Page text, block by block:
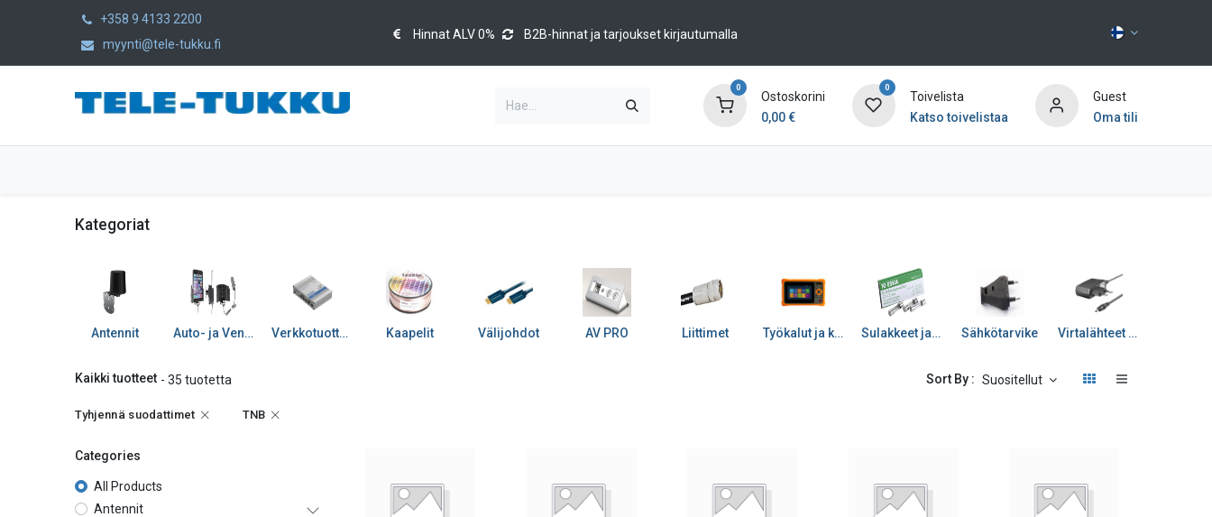
+358 9 4133 2200
myynti@tele-tukku.fi
Hinnat ALV 0% B2B-hinnat ja tarjoukset kirjautumalla
0
Ostoskorini
0,00€
0
Toivelista
Katso toivelistaa
Guest
Oma tili
Kategoriat
Antennit Auto- ja Venetarvikkeet Verkkotuotteet Kaapelit Välijohdot AV PRO Liittimet Työkalut ja kemikaalit Sulakkeet ja kytkimet Sähkötarvike Virtalähteet ja paristot
Kaikki tuotteet - 35 tuotetta Sort By : Suositellut
Tyhjennä suodattimet TNB
Categories
All Products
Antennit